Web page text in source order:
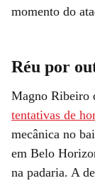
momento do
Réu por
Magno Ribeiro
tentativas de
mecânica no
em Belo
na padaria. A